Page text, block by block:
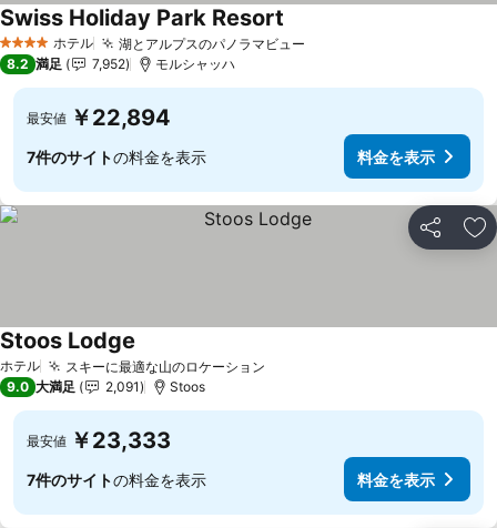
4 ホテルのランク
ホテル 湖とアルプスのパノラマビュー
Swiss Holiday Park Resort
8.2 満足 7,952 モルシャッハ
最安値 ￥22,894
7件のサイトの料金を表示 料金を表示
シェア お
ホテル スキーに最適な山のロケーション
Stoos Lodge
9.0 大満足 2,091 Stoos
最安値 ￥23,333
7件のサイトの料金を表示 料金を表示